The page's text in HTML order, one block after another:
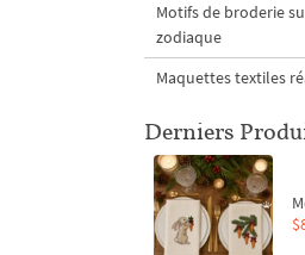
Motifs de broderie
zodiaque
Maquettes textiles
Derniers